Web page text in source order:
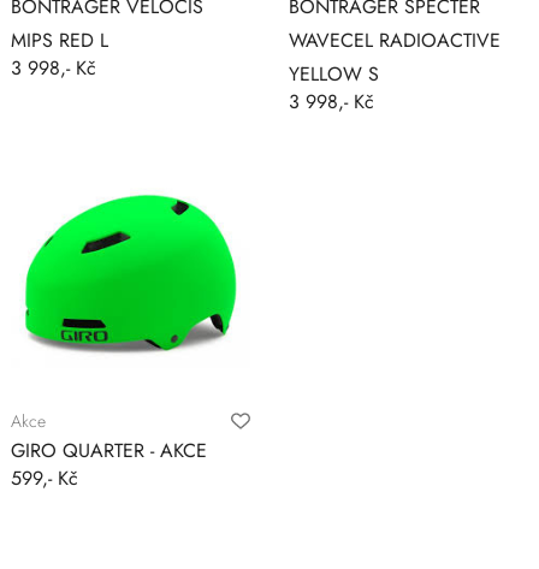
BONTRAGER VELOCIS
MIPS RED L
3 998,- Kč
BONTRAGER SPECTER
WAVECEL RADIOACTIVE
YELLOW S
3 998,- Kč
Akce
GIRO QUARTER - AKCE
599,- Kč